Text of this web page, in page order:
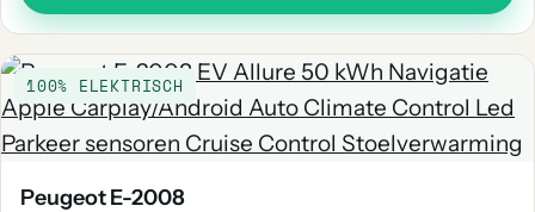
100% ELEKTRISCH
Peugeot E-2008